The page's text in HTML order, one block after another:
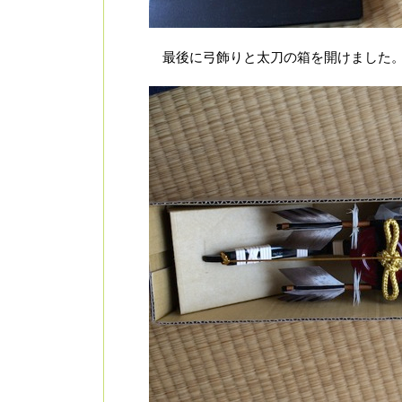
最後に弓飾りと太刀の箱を開けました